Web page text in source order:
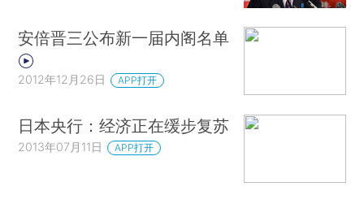
安倍晋三公布新一届内阁名单
2012年12月26日 APP打开
日本央行：经济正在缓步复苏
2013年07月11日 APP打开